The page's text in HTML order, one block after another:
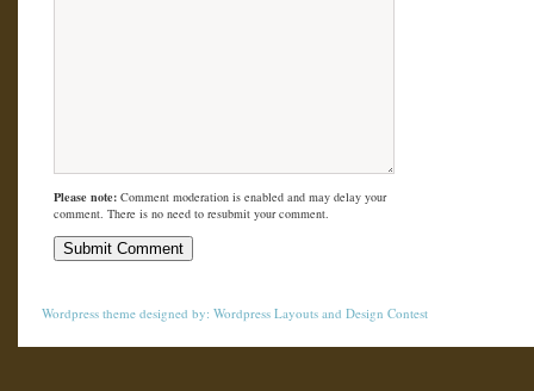
Please note: Comment moderation is enabled and may delay your
comment. There is no need to resubmit your comment.
Wordpress theme designed by: Wordpress Layouts and Design Contest